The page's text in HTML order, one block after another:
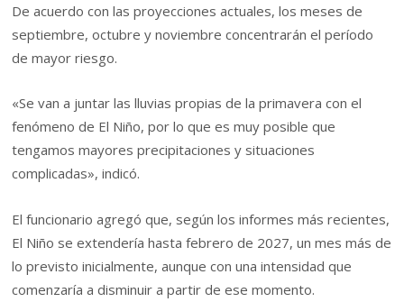
De acuerdo con las proyecciones actuales, los meses de
septiembre, octubre y noviembre concentrarán el período
de mayor riesgo.
«Se van a juntar las lluvias propias de la primavera con el
fenómeno de El Niño, por lo que es muy posible que
tengamos mayores precipitaciones y situaciones
complicadas», indicó.
El funcionario agregó que, según los informes más recientes,
El Niño se extendería hasta febrero de 2027, un mes más de
lo previsto inicialmente, aunque con una intensidad que
comenzaría a disminuir a partir de ese momento.